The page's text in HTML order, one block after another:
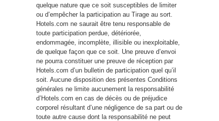
quelque nature que ce soit susceptibles de limiter
ou d’empêcher la participation au Tirage au sort.
Hotels.com ne saurait être tenu responsable de
toute participation perdue, détériorée,
endommagée, incomplète, illisible ou inexploitable,
de quelque façon que ce soit. Une preuve d’envoi
ne pourra constituer une preuve de réception par
Hotels.com d’un bulletin de participation quel qu’il
soit. Aucune disposition des présentes Conditions
générales ne limite aucunement la responsabilité
d’Hotels.com en cas de décès ou de préjudice
corporel résultant d’une négligence de sa part ou de
toute autre cause dont la responsabilité ne peut